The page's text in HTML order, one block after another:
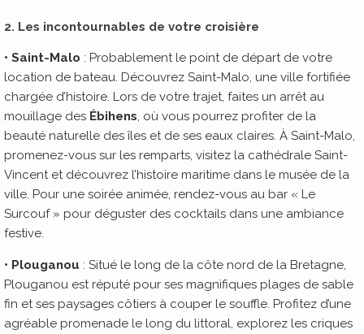
2. Les incontournables de votre croisière
• Saint-Malo : Probablement le point de départ de votre
location de bateau. Découvrez Saint-Malo, une ville fortifiée
chargée d’histoire. Lors de votre trajet, faites un arrêt au
mouillage des Ébihens, où vous pourrez profiter de la
beauté naturelle des îles et de ses eaux claires. À Saint-Malo,
promenez-vous sur les remparts, visitez la cathédrale Saint-
Vincent et découvrez l’histoire maritime dans le musée de la
ville. Pour une soirée animée, rendez-vous au bar « Le
Surcouf » pour déguster des cocktails dans une ambiance
festive.
• Plouganou : Situé le long de la côte nord de la Bretagne,
Plouganou est réputé pour ses magnifiques plages de sable
fin et ses paysages côtiers à couper le souffle. Profitez d’une
agréable promenade le long du littoral, explorez les criques